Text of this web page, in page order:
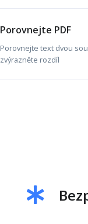
Porovnejte PDF
Porovnejte text dvou
zvýrazněte rozdíl